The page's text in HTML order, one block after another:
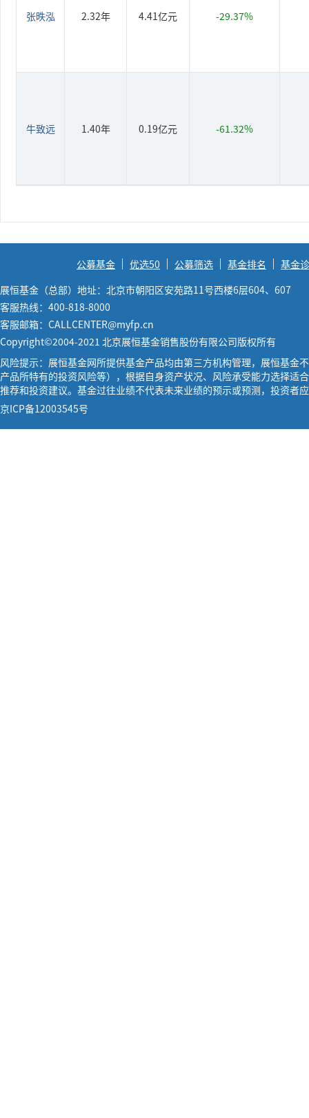
张昳泓 2.32年 4.41亿元 -29.37%
牛致远 1.40年 0.19亿元 -61.32%
公募基金 优选50 公募筛选 基金排名
基金
展恒基金（总部）地址：北京市朝阳区安苑路11号西楼6层604、607
客服热线：400-818-8000
客服邮箱：CALLCENTER@myfp.cn
Copyright©2004-2021 北京展恒基金销售股份有限公司版权所有
风险提示：展恒基金网所提供基金产品均由第三方机构管理，展恒基
产品所特有的投资风险等），根据自身资产状况、风险承受能力选择
推荐和投资建议。基金过往业绩不代表未来业绩的预示或预测，投资者
京ICP备12003545号